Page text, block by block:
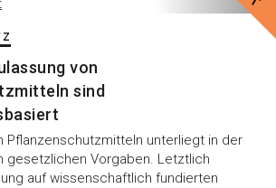
von
sind
Pflanzenschutzmitteln unterliegt in der
gesetzlichen Vorgaben. Letztlich
auf wissenschaftlich fundierten